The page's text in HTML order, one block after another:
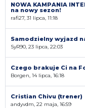
NOWA KAMPANIA
na nowy sezon!
rafi27, 31 lipca, 11:18
Samodzielny wyjazd
SyR90, 23 lipca, 22:03
Czego brakuje Ci na
Borgen, 14 lipca, 16:18
Cristian Chivu (trener)
andyvdm, 22 maja, 16:59